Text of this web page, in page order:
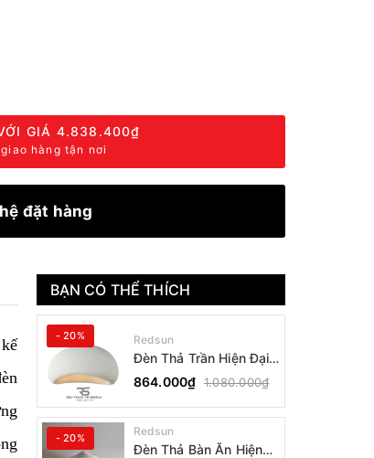
GIÁ 4.838.400₫
hàng tận nơi
đặt hàng
BẠN CÓ THỂ THÍCH
- 20% Redsun
Đèn Thả Trần Hiện Đại
Phong Cách Nhật Bản
Wabi-sabi CDT-T036
Dáng B
864.000₫ 1.080.000₫
- 20% Redsun
Đèn Thả Bàn Ăn Hiện